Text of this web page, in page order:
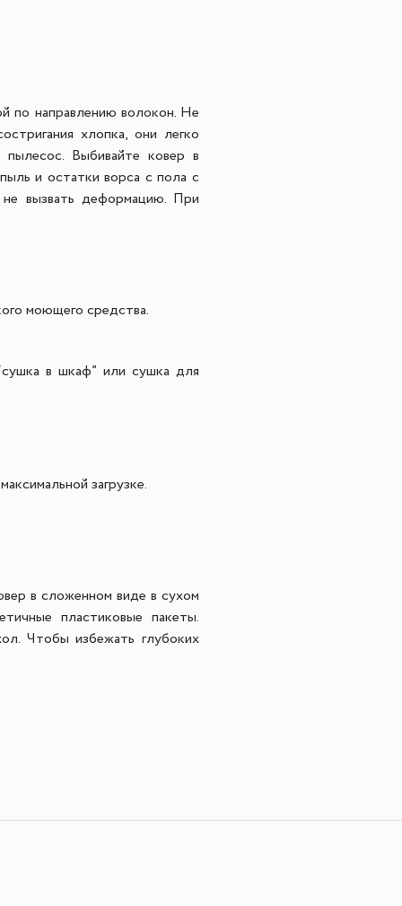
по направлению волокон. Не
хлопка, они легко
пылесос.
Выбивайте ковер в
и остатки ворса с пола с
вызвать деформацию.
При
моющего средства.
в шкаф” или сушка для
загрузке.
в сложенном виде в сухом
пластиковые пакеты.
Чтобы избежать глубоких